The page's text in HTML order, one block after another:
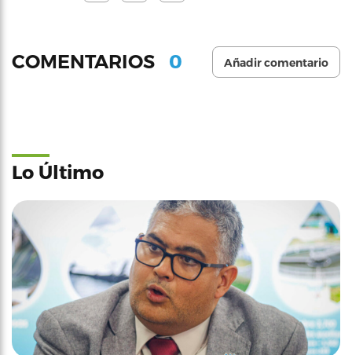
COMENTARIOS 0 Añadir comentario
Lo Último